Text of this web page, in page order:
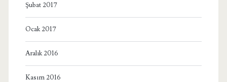
Şubat 2017
Ocak 2017
Aralık 2016
Kasım 2016